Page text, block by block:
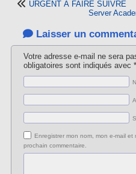
URGENT À FAIRE SUIVRE
Server
Laisser un
Votre adresse e-mail ne sera
obligatoires sont indiqués avec *
Enregistrer mon nom, mon e-mail
prochain commentaire.